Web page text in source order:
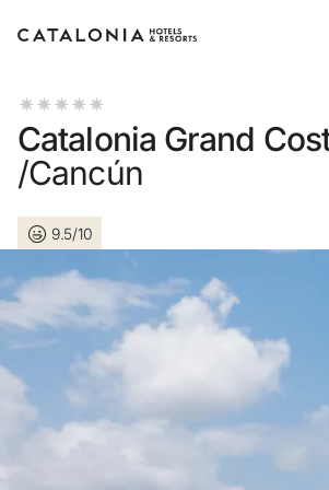
Catalonia Grand
/Cancún
9.5/10